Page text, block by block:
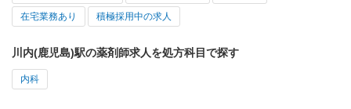
在宅業務あり 積極採用中の求人
川内(鹿児島)駅の薬剤師求人を処方科目で探す
内科